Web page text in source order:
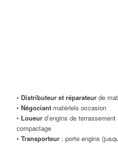
• Distributeur et réparateurde
• Négociantmatériels occasion
• Loueurd’engins de
compactage
• Transporteur: porte engins